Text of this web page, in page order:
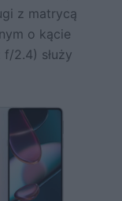
z matrycą
o kącie
2.4) służy